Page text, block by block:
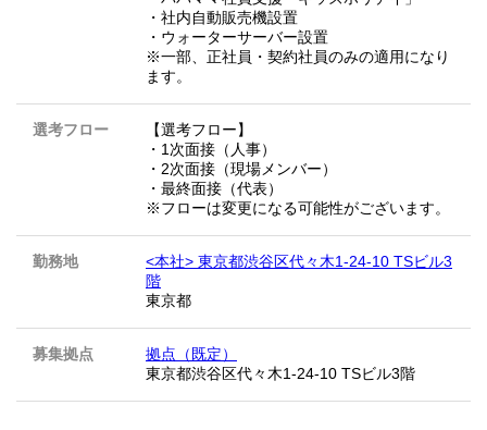
・社内自動販売機設置
・ウォーターサーバー設置
※一部、正社員・契約社員のみの適用になり
ます。
選考フロー
【選考フロー】
・1次面接（人事）
・2次面接（現場メンバー）
・最終面接（代表）
※フローは変更になる可能性がございます。
勤務地
<本社> 東京都渋谷区代々木1-24-10 TSビル3
階
東京都
募集拠点
拠点（既定）
東京都渋谷区代々木1-24-10 TSビル3階